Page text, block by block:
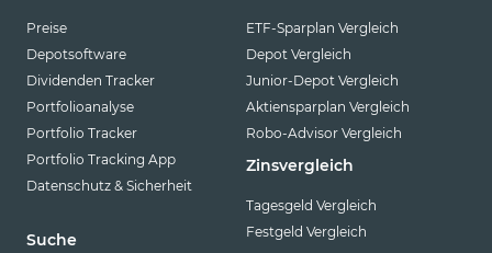
Preise
Depotsoftware
Dividenden Tracker
Portfolioanalyse
Portfolio Tracker
Portfolio Tracking App
Datenschutz & Sicherheit
Suche
ETF-Sparplan Vergleich
Depot Vergleich
Junior-Depot Vergleich
Aktiensparplan Vergleich
Robo-Advisor Vergleich
Zinsvergleich
Tagesgeld Vergleich
Festgeld Vergleich